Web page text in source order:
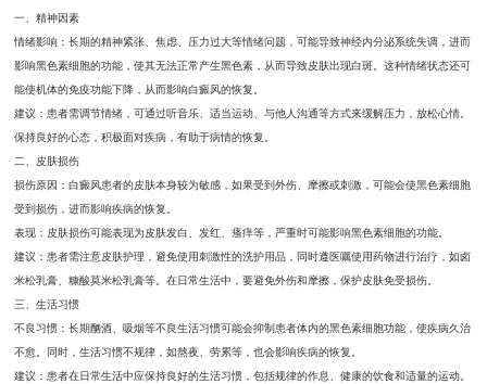
一、精神因素
情绪影响：长期的精神紧张、焦虑、压力过大等情绪问题，可能导致神经内分泌系统失调，进而
影响黑色素细胞的功能，使其无法正常产生黑色素，从而导致皮肤出现白斑。这种情绪状态还可
能使机体的免疫功能下降，从而影响白癜风的恢复。
建议：患者需调节情绪，可通过听音乐、适当运动、与他人沟通等方式来缓解压力，放松心情。
保持良好的心态，积极面对疾病，有助于病情的恢复。
二、皮肤损伤
损伤原因：白癜风患者的皮肤本身较为敏感，如果受到外伤、摩擦或刺激，可能会使黑色素细胞
受到损伤，进而影响疾病的恢复。
表现：皮肤损伤可能表现为皮肤发白、发红、瘙痒等，严重时可能影响黑色素细胞的功能。
建议：患者需注意皮肤护理，避免使用刺激性的洗护用品，同时遵医嘱使用药物进行治疗，如卤
米松乳膏、糠酸莫米松乳膏等。在日常生活中，要避免外伤和摩擦，保护皮肤免受损伤。
三、生活习惯
不良习惯：长期酗酒、吸烟等不良生活习惯可能会抑制患者体内的黑色素细胞功能，使疾病久治
不愈。同时，生活习惯不规律，如熬夜、劳累等，也会影响疾病的恢复。
建议：患者在日常生活中应保持良好的生活习惯，包括规律的作息、健康的饮食和适量的运动。